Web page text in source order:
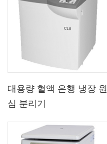
대용량 혈액 은행 냉장 원
심 분리기